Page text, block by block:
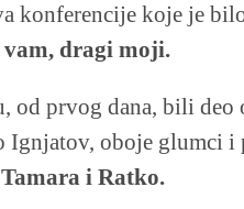
konferencije koje je
dragi moji.
od prvog dana, bili deo
Ignjatov, oboje glumci
i Ratko.